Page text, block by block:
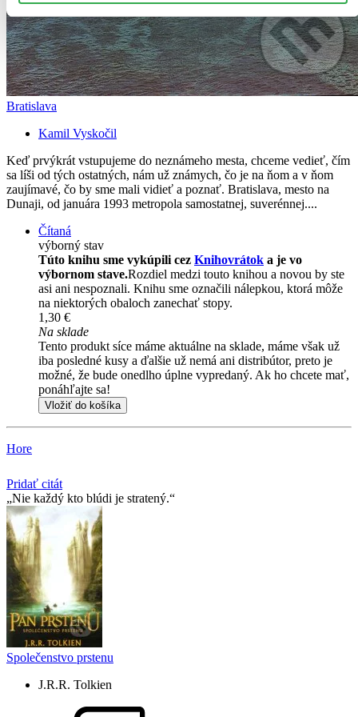
Bratislava
Kamil Vyskočil
Keď prvýkrát vstupujeme do neznámeho mesta, chceme vedieť, čím
sa líši od tých ostatných, nám už známych, čo je na ňom a v ňom
zaujímavé, čo by sme mali vidieť a poznať. Bratislava, mesto na
Dunaji, od januára 1993 metropola samostatnej, suverénnej....
Čítaná
výborný stav
Túto knihu sme vykúpili cez Knihovrátok a je vo
výbornom stave.Rozdiel medzi touto knihou a novou by ste
asi ani nespoznali. Knihu sme označili nálepkou, ktorá môže
na niektorých obaloch zanechať stopy.
1,30 €
Na sklade
Tento produkt síce máme aktuálne na sklade, máme však už
iba posledné kusy a ďalšie už nemá ani distribútor, preto je
možné, že bude onedlho úplne vypredaný. Ak ho chcete mať,
ponáhľajte sa!
Vložiť do košíka
Hore
Pridať citát
Nie každý kto blúdi je stratený.
Společenstvo prstenu
J.R.R. Tolkien